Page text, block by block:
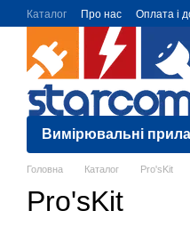
Перейти до основного
Каталог Про нас Оплата і
Вимірювальні
Головна Каталог Pro'sKit
Pro'sKit